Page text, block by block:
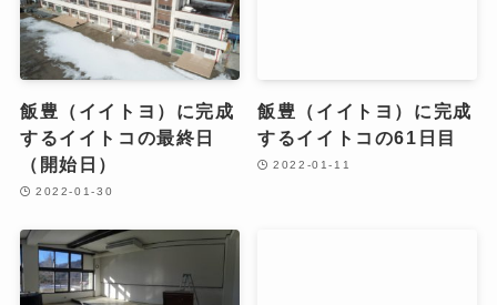
飯豊（イイトヨ）に完成
するイイトコの最終日
（開始日）
2022-01-30
飯豊（イイトヨ）に完成
するイイトコの61日目
2022-01-11